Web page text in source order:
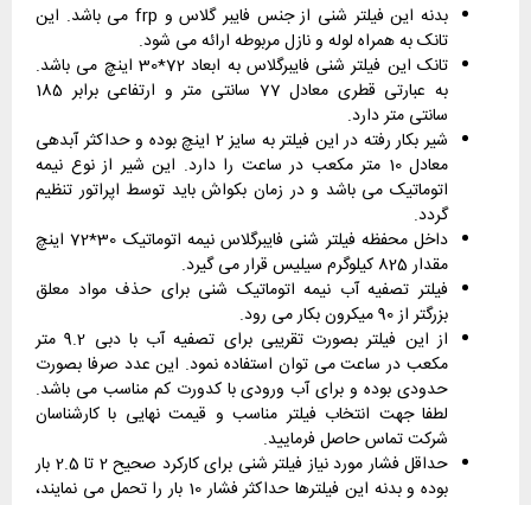
بدنه این فیلتر شنی از جنس فایبر گلاس و frp می باشد. این
تانک به همراه لوله و نازل مربوطه ارائه می شود.
تانک این فیلتر شنی فایبرگلاس به ابعاد 72*30 اینچ می باشد.
به عبارتی قطری معادل 77 سانتی متر و ارتفاعی برابر 185
سانتی متر دارد.
شیر بکار رفته در این فیلتر به سایز 2 اینچ بوده و حداکثر آبدهی
معادل 10 متر مکعب در ساعت را دارد. این شیر از نوع نیمه
اتوماتیک می باشد و در زمان بکواش باید توسط اپراتور تنظیم
گردد.
داخل محفظه فیلتر شنی فایبرگلاس نیمه اتوماتیک 30*72 اینچ
مقدار 825 کیلوگرم سیلیس قرار می گیرد.
فیلتر تصفیه آب نیمه اتوماتیک شنی برای حذف مواد معلق
بزرگتر از 90 میکرون بکار می رود.
از این فیلتر بصورت تقریبی برای تصفیه آب با دبی 9.2 متر
مکعب در ساعت می توان استفاده نمود. این عدد صرفا بصورت
حدودی بوده و برای آب ورودی با کدورت کم مناسب می باشد.
لطفا جهت انتخاب فیلتر مناسب و قیمت نهایی با کارشناسان
شرکت تماس حاصل فرمایید.
حداقل فشار مورد نیاز فیلتر شنی برای کارکرد صحیح 2 تا 2.5 بار
بوده و بدنه این فیلترها حداکثر فشار 10 بار را تحمل می نمایند،